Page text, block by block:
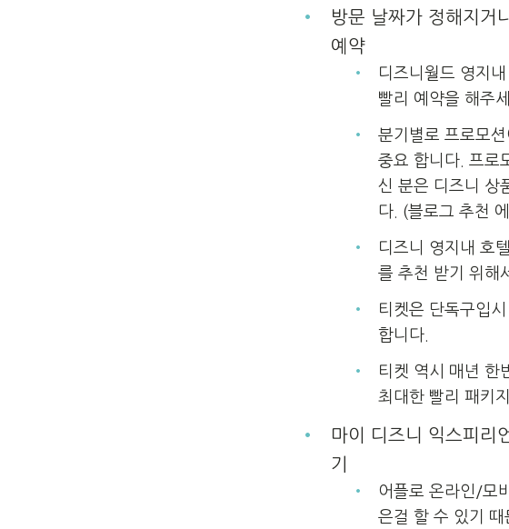
방문 날짜가 정해지거
예약
디즈니월드 영지
빨리 예약을 해주
분기별로 프로모
중요 합니다. 프로
신 분은 디즈니 상
다. (블로그 추천
디즈니 영지내 호
를 추천 받기 위해
티켓은 단독구입
합니다.
티켓 역시 매년 한
최대한 빨리 패키
마이 디즈니 익스피리
기
어플로 온라인/모
은걸 할 수 있기 때